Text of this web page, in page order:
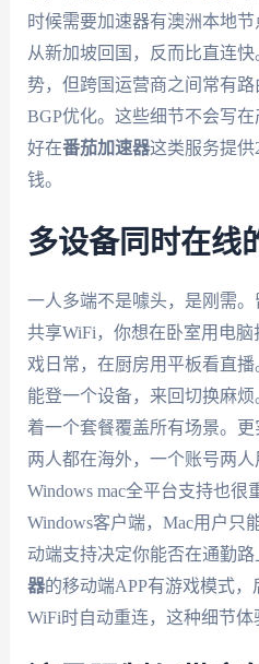
时候需要加速器有澳洲本地
从新加坡回国，反而比直连
势，但跨国运营商之间常有
BGP优化。这些细节不会写在
好在番茄加速器这类服务提供
钱。
多设备同时在线
一人多端不是噱头，是刚需
共享WiFi，你想在卧室用电
戏日常，在厨房用平板看直
能登一个设备，来回切换麻
着一个套餐覆盖所有场景。
两人都在海外，一个账号两
Windows mac全平台支持也很
Windows客户端，Mac用户只
动端支持决定你能否在通勤路
器的移动端APP有游戏模式，
WiFi时自动重连，这种细节体